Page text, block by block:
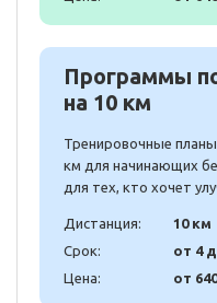
Программы
на 10 км
Тренировочные планы
км для начинающих
для тех, кто хочет
Дистанция:
10 км
Срок:
от 4
Цена:
от